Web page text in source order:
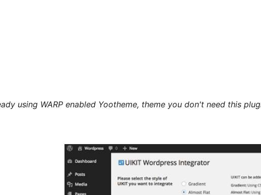
using WARP enabled Yootheme, theme you don't need this